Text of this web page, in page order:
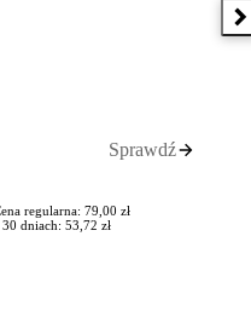
Sprawdź
regularna: 79,00 zł
dniach: 53,72 zł